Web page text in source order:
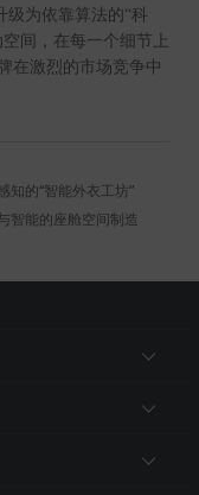
级为依靠算法的“科
间，在每一个细节上
在激烈的市场竞争中
知的“智能外衣工坊”
智能的座舱空间制造